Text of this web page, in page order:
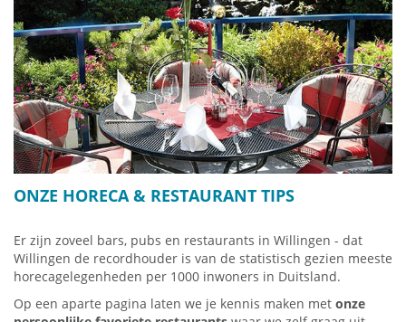
ONZE HORECA & RESTAURANT TIPS
Er zijn zoveel bars, pubs en restaurants in Willingen - dat
Willingen de recordhouder is van de statistisch gezien meeste
horecagelegenheden per 1000 inwoners in Duitsland.
Op een aparte pagina laten we je kennis maken met onze